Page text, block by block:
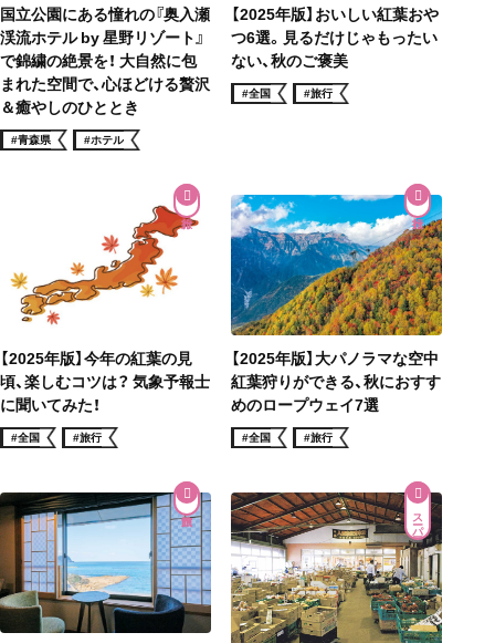
国立公園にある憧れの『奥入瀬
渓流ホテル by 星野リゾート』
で錦繍の絶景を！ 大自然に包
まれた空間で、心ほどける贅沢
＆癒やしのひととき
#青森県 #ホテル
【2025年版】おいしい紅葉おや
つ6選。見るだけじゃもったい
ない、秋のご褒美
#全国 #旅行
【2025年版】今年の紅葉の見
頃、楽しむコツは？ 気象予報士
に聞いてみた！
#全国 #旅行
【2025年版】大パノラマな空中
紅葉狩りができる、秋におすす
めのロープウェイ7選
#全国 #旅行
スーパー